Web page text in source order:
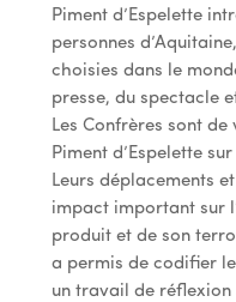
Piment d’Espelette
personnes
choisies dans le
presse, du spectacle
Les Confrères sont
Piment d’Espelette
Leurs déplacements
impact important sur
produit et de son
a permis de codifier
un travail de réflexion